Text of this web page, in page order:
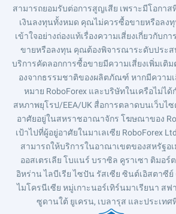
สามารถยอมรับต่อการสูญเสีย เพราะมีโอกา
เงินลงทุนทั้งหมด คุณไม่ควรซื้อขายหรือลง
เข้าใจอย่างถ่องแท้เรื่องความเสี่ยงเกี่ยวกับก
ขายหรือลงทุน คุณต้องพิจารณาระดับประ
บริการคัดลอกการซื้อขายมีความเสี่ยงเพิ่มเติ
องจากธรรมชาติของผลิตภัณฑ์ หากมีความเ
หมาย RoboForex และบริษัทในเครือไม่ไ
สหภาพยุโรป/EEA/UK สื่อการตลาดบนเว็บไ
อาศัยอยู่ในสหราชอาณาจักร โฆษณาของ
เป้าไปที่ผู้อยู่อาศัยในมาเลเซีย RoboForex
สามารถให้บริการในอาณาเขตของสหรัฐอ
ออสเตรเลีย โบแนร์ บราซิล คูราเซา ติมอร์
อิหร่าน ไลบีเรีย ไซปัน รัสเซีย ซินต์เอิสตาซี
ไมโครนีเซีย หมู่เกาะนอร์เทิร์นมาเรียนา ส
ซูดานใต้ ยูเครน, เบลารุส และประเทศ